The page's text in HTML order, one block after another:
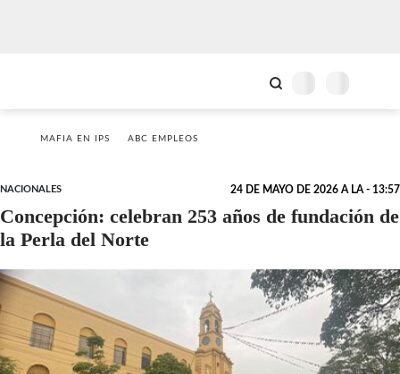
MAFIA EN IPS ABC EMPLEOS
NACIONALES 24 DE MAYO DE 2026 A LA - 13:57
Concepción: celebran 253 años de fundación de
la Perla del Norte